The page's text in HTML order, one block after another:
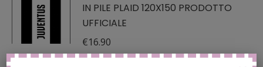
IN PILE PLAID 120X150 PRODOTTO
UFFICIALE
€16.90